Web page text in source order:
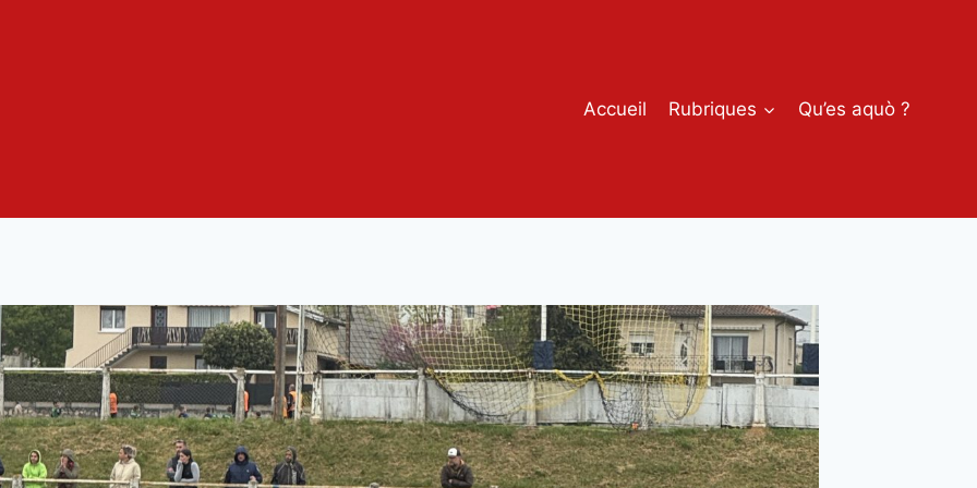
Accueil
Rubriques Qu’es aquò ?